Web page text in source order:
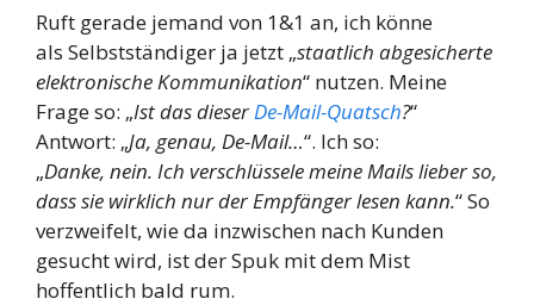
Ruft gerade jemand von 1&1 an, ich könne
als Selbstständiger ja jetzt „staatlich abgesicherte
elektronische Kommunikation“ nutzen. Meine
Frage so: „Ist das dieserDe-Mail-Quatsch?“
Antwort: „Ja, genau, De-Mail…“. Ich so:
„Danke, nein. Ich verschlüssele meine Mails lieber so,
dass sie wirklich nur der Empfänger lesen kann.“ So
verzweifelt, wie da inzwischen nach Kunden
gesucht wird, ist der Spuk mit dem Mist
hoffentlich bald rum.